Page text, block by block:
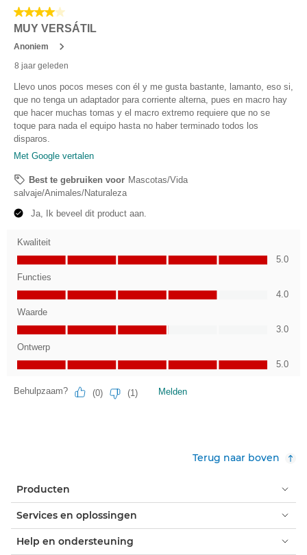
Terug naar boven
Producten
Services en oplossingen
Help en ondersteuning